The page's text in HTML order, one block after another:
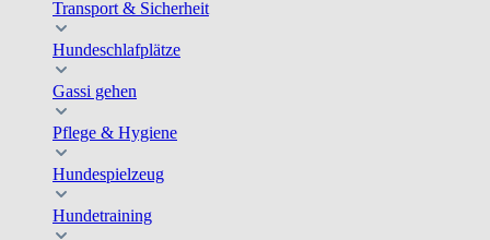
Transport & Sicherheit
Hundeschlafplätze
Gassi gehen
Pflege & Hygiene
Hundespielzeug
Hundetraining